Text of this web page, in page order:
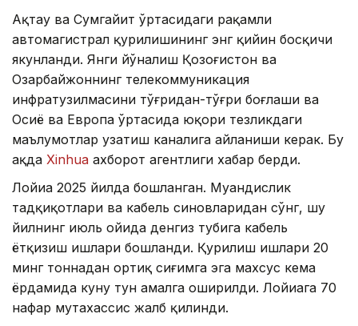
Ақтау ва Сумгайит ўртасидаги рақамли
автомагистрал қурилишининг энг қийин босқичи
якунланди. Янги йўналиш Қозоғистон ва
Озарбайжоннинг телекоммуникация
инфратузилмасини тўғридан-тўғри боғлаши ва
Осиё ва Европа ўртасида юқори тезликдаги
маълумотлар узатиш каналига айланиши керак. Бу
ҳақда Xinhua ахборот агентлиги хабар берди.
Лойиҳа 2025 йилда бошланган. Муҳандислик
тадқиқотлари ва кабель синовларидан сўнг, шу
йилнинг июль ойида денгиз тубига кабель
ётқизиш ишлари бошланди. Қурилиш ишлари 20
минг тоннадан ортиқ сиғимга эга махсус кема
ёрдамида куну тун амалга оширилди. Лойиҳага 70
нафар мутахассис жалб қилинди.